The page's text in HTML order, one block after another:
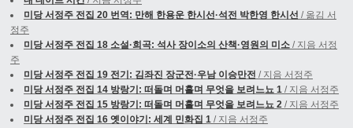
미당 서정주 전집 20 번역: 만해 한용운 한시선·석전 박한영 한시선 / 옮김 서
정주
미당 서정주 전집 18 소설·희곡: 석사 장이소의 산책·영원의 미소 / 지음 서정
주
미당 서정주 전집 19 전기: 김좌진 장군전·우남 이승만전 / 지음 서정주
미당 서정주 전집 14 방랑기: 떠돌며 머흘며 무엇을 보려느뇨 1 / 지음 서정주
미당 서정주 전집 15 방랑기: 떠돌며 머흘며 무엇을 보려느뇨 2 / 지음 서정주
미당 서정주 전집 16 옛이야기: 세계 민화집 1 / 지음 서정주